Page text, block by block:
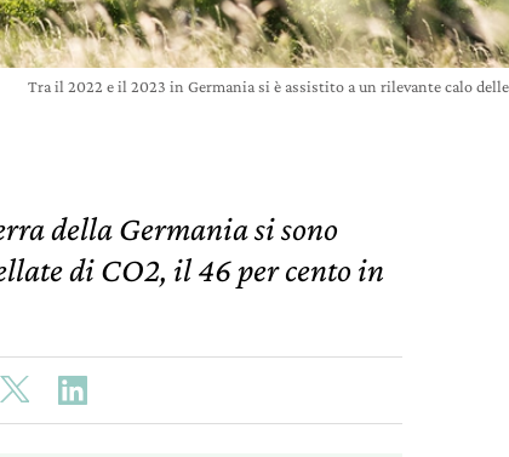
Tra il 2022 e il 2023 in Germania si è assistito a un rilevante calo
della Germania si sono
di CO2, il 46 per cento in